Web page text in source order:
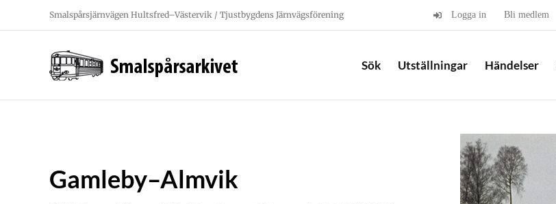
Smalspårsjärnvägen Hultsfred–Västervik / Tjustbygdens Järnvägsförening Logga in Bli medlem
Sök Utställningar Händelser
Gamleby–Almvik